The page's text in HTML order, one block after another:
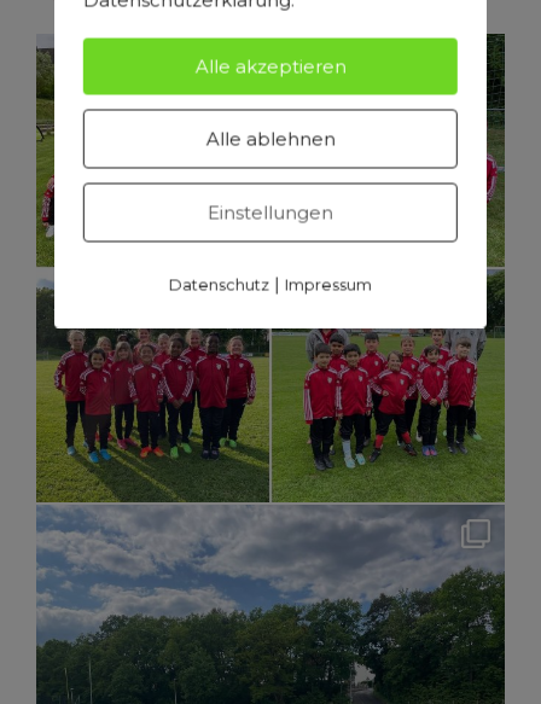
Herzogenaurach
Alle akzeptieren
Alle ablehnen
Einstellungen
Datenschutz| Impressum